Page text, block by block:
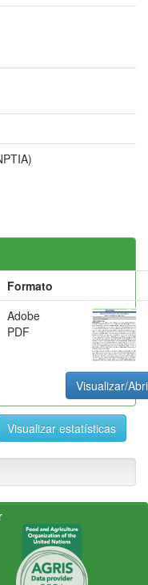
Formato
Adobe
PDF
Visualizar/
Visualizar estatísticas